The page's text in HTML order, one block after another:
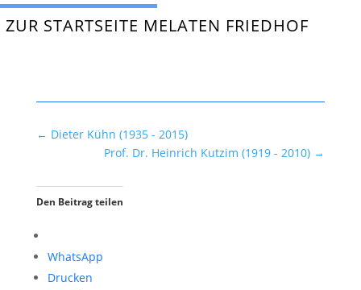
ZUR STARTSEITE MELATEN FRIEDHOF
← Dieter Kühn (1935 - 2015)
Prof. Dr. Heinrich Kutzim (1919 - 2010) →
Den Beitrag teilen
WhatsApp
Drucken